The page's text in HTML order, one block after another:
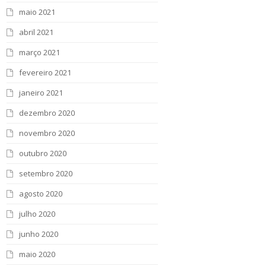
maio 2021
abril 2021
março 2021
fevereiro 2021
janeiro 2021
dezembro 2020
novembro 2020
outubro 2020
setembro 2020
agosto 2020
julho 2020
junho 2020
maio 2020